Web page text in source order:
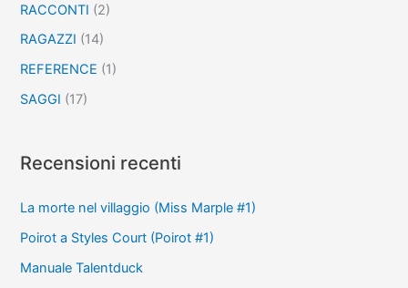
RACCONTI (2)
RAGAZZI (14)
REFERENCE (1)
SAGGI (17)
Recensioni recenti
La morte nel villaggio (Miss Marple #1)
Poirot a Styles Court (Poirot #1)
Manuale Talentduck